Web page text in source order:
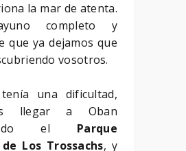
la mar de atenta.
completo y
que ya dejamos que
vosotros.
una dificultad,
llegar a Oban
el Parque
Los Trossachs, y